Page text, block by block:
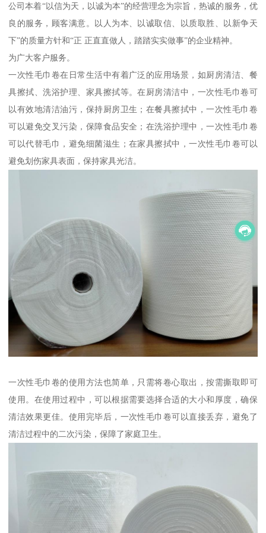
公司本着“以信为天，以诚为本”的经营理念为宗旨，热诚的服务，优
良的服务，顾客满意。以人为本、以诚取信、以质取胜、以新争天
下”的质量方针和“正 正直直做人，踏踏实实做事”的企业精神。
为广大客户服务。
一次性毛巾卷在日常生活中有着广泛的应用场景，如厨房清洁、餐
具擦拭、洗浴护理、家具擦拭等。在厨房清洁中，一次性毛巾卷可
以有效地清洁油污，保持厨房卫生；在餐具擦拭中，一次性毛巾卷
可以避免交叉污染，保障食品安全；在洗浴护理中，一次性毛巾卷
可以代替毛巾，避免细菌滋生；在家具擦拭中，一次性毛巾卷可以
避免划伤家具表面，保持家具光洁。
一次性毛巾卷的使用方法也简单，只需将卷心取出，按需撕取即可
使用。在使用过程中，可以根据需要选择合适的大小和厚度，确保
清洁效果更佳。使用完毕后，一次性毛巾卷可以直接丢弃，避免了
清洁过程中的二次污染，保障了家庭卫生。